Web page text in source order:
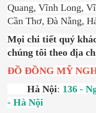
Quang, Vĩnh Long,
Cần Thơ, Đà Nẵng,
Mọi chi tiết quý
chúng tôi theo địa
ĐỒ ĐỒNG MỸ
Hà Nội: 136 -
- Hà Nội